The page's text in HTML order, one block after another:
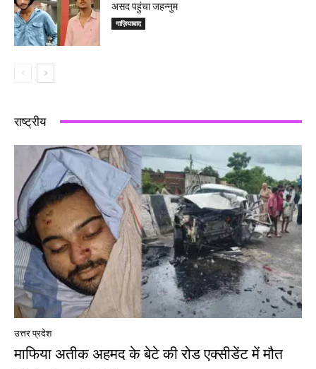
असद पहुंचा जहन्नुम
गाज़ियाबाद
राष्ट्रीय
उत्तर प्रदेश
माफिया अतीक अहमद के बेटे की रोड एक्सीडेंट में मौत